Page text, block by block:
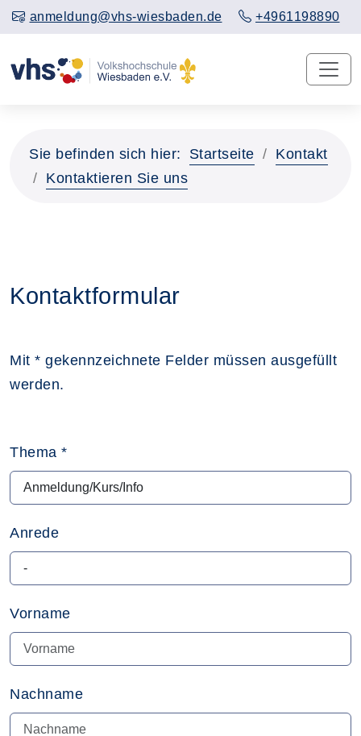
anmeldung@vhs-wiesbaden.de +4961198890
Sie befinden sich hier: Startseite
Kontakt
Kontaktieren Sie uns
Kontaktformular
Mit * gekennzeichnete Felder müssen ausgefüllt
werden.
Thema *
Anrede
Vorname
Nachname